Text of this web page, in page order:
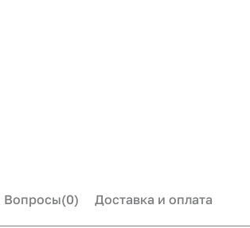
Вопросы(0) Доставка и оплата